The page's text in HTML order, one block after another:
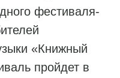
фестиваля-
«Книжный
пройдет в